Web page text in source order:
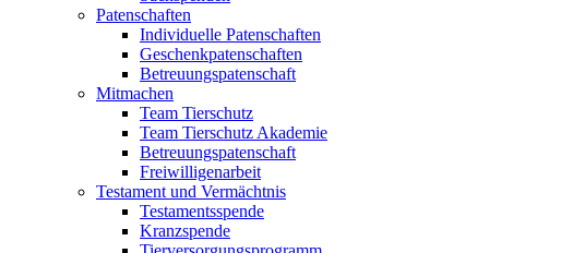
Patenschaften
Individuelle Patenschaften
Geschenkpatenschaften
Betreuungspatenschaft
Mitmachen
Team Tierschutz
Team Tierschutz Akademie
Betreuungspatenschaft
Freiwilligenarbeit
Testament und Vermächtnis
Testamentsspende
Kranzspende